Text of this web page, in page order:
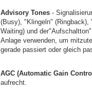
Advisory Tones -
(Busy), "Klingeln"
Waiting) und
Anlage verwenden, um
gerade passiert oder gleich
AGC (Automatic Gain
aufrecht.